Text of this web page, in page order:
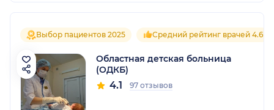
Выбор пациентов 2025 Средний рейтинг врачей 4.6
Областная детская больница
(ОДКБ)
4.1 97 отзывов